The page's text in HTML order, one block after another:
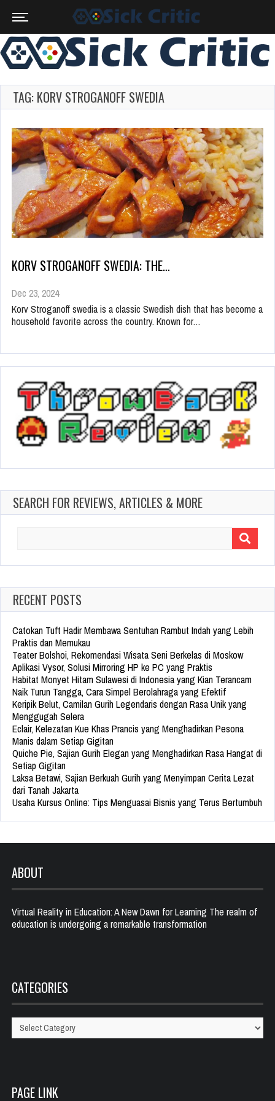
TAG: KORV STROGANOFF SWEDIA
KORV STROGANOFF SWEDIA: THE…
Dec 23, 2024
Korv Stroganoff swedia is a classic Swedish dish that has become a
household favorite across the country. Known for…
SEARCH FOR REVIEWS, ARTICLES & MORE
RECENT POSTS
Catokan Tuft Hadir Membawa Sentuhan Rambut Indah yang Lebih
Praktis dan Memukau
Teater Bolshoi, Rekomendasi Wisata Seni Berkelas di Moskow
Aplikasi Vysor, Solusi Mirroring HP ke PC yang Praktis
Habitat Monyet Hitam Sulawesi di Indonesia yang Kian Terancam
Naik Turun Tangga, Cara Simpel Berolahraga yang Efektif
Keripik Belut, Camilan Gurih Legendaris dengan Rasa Unik yang
Menggugah Selera
Eclair, Kelezatan Kue Khas Prancis yang Menghadirkan Pesona
Manis dalam Setiap Gigitan
Quiche Pie, Sajian Gurih Elegan yang Menghadirkan Rasa Hangat di
Setiap Gigitan
Laksa Betawi, Sajian Berkuah Gurih yang Menyimpan Cerita Lezat
dari Tanah Jakarta
Usaha Kursus Online: Tips Menguasai Bisnis yang Terus Bertumbuh
ABOUT
Virtual Reality in Education: A New Dawn for Learning The realm of
education is undergoing a remarkable transformation
CATEGORIES
Categories
PAGE LINK